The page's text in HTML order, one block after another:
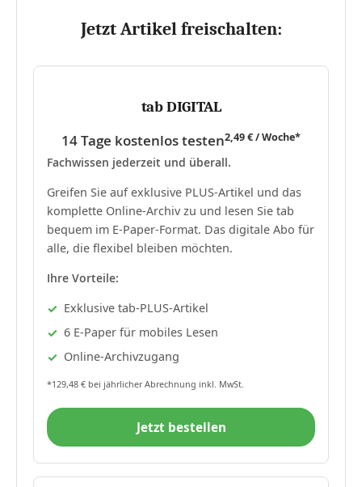
Jetzt Artikel freischalten:
tab DIGITAL
14 Tage kostenlos testen2,49 € / Woche*
Fachwissen jederzeit und überall.
Greifen Sie auf exklusive PLUS-Artikel und das
komplette Online-Archiv zu und lesen Sie tab
bequem im E-Paper-Format. Das digitale Abo für
alle, die flexibel bleiben möchten.
Ihre Vorteile:
Exklusive tab-PLUS-Artikel
6 E-Paper für mobiles Lesen
Online-Archivzugang
*129,48 € bei jährlicher Abrechnung inkl. MwSt.
Jetzt bestellen